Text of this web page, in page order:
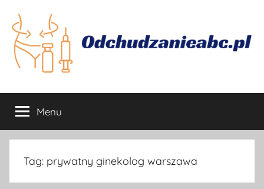
treści
Odchudzanie
się
odchudzać
Menu
Tag: prywatny ginekolog warszawa